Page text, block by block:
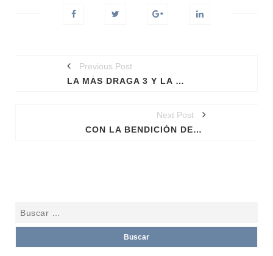
Previous Post
LA MÁS DRAGA 3 Y LA CONTROVERSIA EN SU QUINTO CAPÍTULO
Next Post
CON LA BENDICIÓN DEL PAPA FRANCISCO LAS UNIONES CIVILES LGBT
ACTUALIDAD